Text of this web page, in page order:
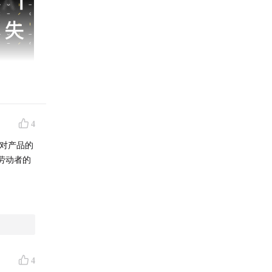
）
发展
4
产品的
动者的
4